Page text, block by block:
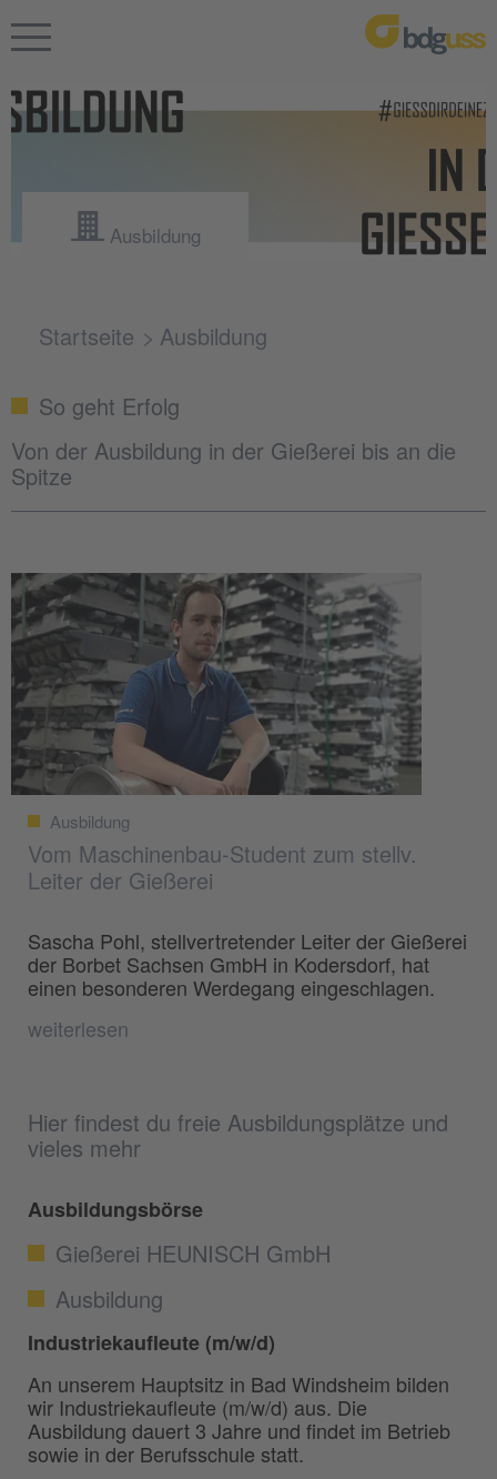
Ausbildung
Startseite Ausbildung
Hier findest du freie Ausbildungsplätze und
vieles mehr
Ausbildungsbörse
Gießerei HEUNISCH GmbH
Ausbildung
Industriekaufleute (m/w/d)
An unserem Hauptsitz in Bad Windsheim bilden
wir Industriekaufleute (m/w/d) aus. Die
Ausbildung dauert 3 Jahre und findet im Betrieb
sowie in der Berufsschule statt.
So geht Erfolg
Von der Ausbildung in der Gießerei bis an die
Spitze
Ausbildung
Vom Maschinenbau-Student zum stellv.
Leiter der Gießerei
Sascha Pohl, stellvertretender Leiter der Gießerei
der Borbet Sachsen GmbH in Kodersdorf, hat
einen besonderen Werdegang eingeschlagen.
weiterlesen